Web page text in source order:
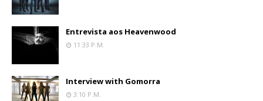
Entrevista aos Heavenwood
11:33 P.m.
Interview with Gomorra
3:10 P.m.